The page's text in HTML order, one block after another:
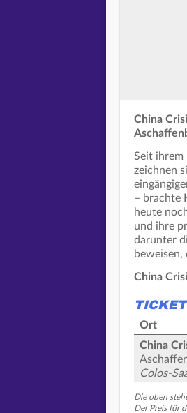
China
Seit ihrem
zeichnen
– brachte
heute
und ihre
darunter
beweisen,
China
Ort
China
Colos-
Die oben
Der Preis für